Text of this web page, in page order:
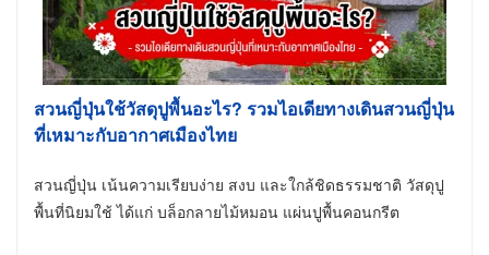
สวนญี่ปุ่นใช้วัสดุปูพื้นอะไร? รวมไอเดียทางเดินสวนญี่ปุ่น
ที่เหมาะกับอากาศเมืองไทย
สวนญี่ปุ่น เน้นความเรียบง่าย สงบ และใกล้ชิดธรรมชาติ วัสดุปู
พื้นที่นิยมใช้ ได้แก่ บล็อกลายไม้หมอน แผ่นปูพื้นคอนกรีต